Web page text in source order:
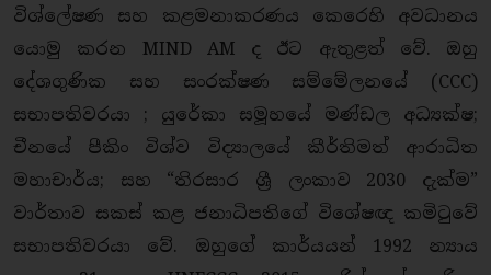
විශ්ලේෂණ සහ කළමනාකරණය කෙරෙහි අවධානය
යොමු කරන MIND AM ද ඊට ඇතුළත් වේ. ඔහු
දේශගුණික සහ සංරක්ෂණ සම්මේලනයේ (CCC)
සභාපතිවරයා ; යුරේකා සමූහයේ මණ්ඩල අධ්‍යක්ෂ;
චීනයේ පීකිං විශ්ව විද්‍යාලයේ කීර්තිමත් ආරාධිත
මහාචාර්ය; සහ “තිරසාර ශ්‍රී ලංකාව 2030 දැක්ම”
වාර්තාව සකස් කළ ජනාධිපතිගේ විශේෂඥ කමිටුවේ
සභාපතිවරයා වේ. ඔහුගේ කාර්යයන් 1992 න්‍යාය